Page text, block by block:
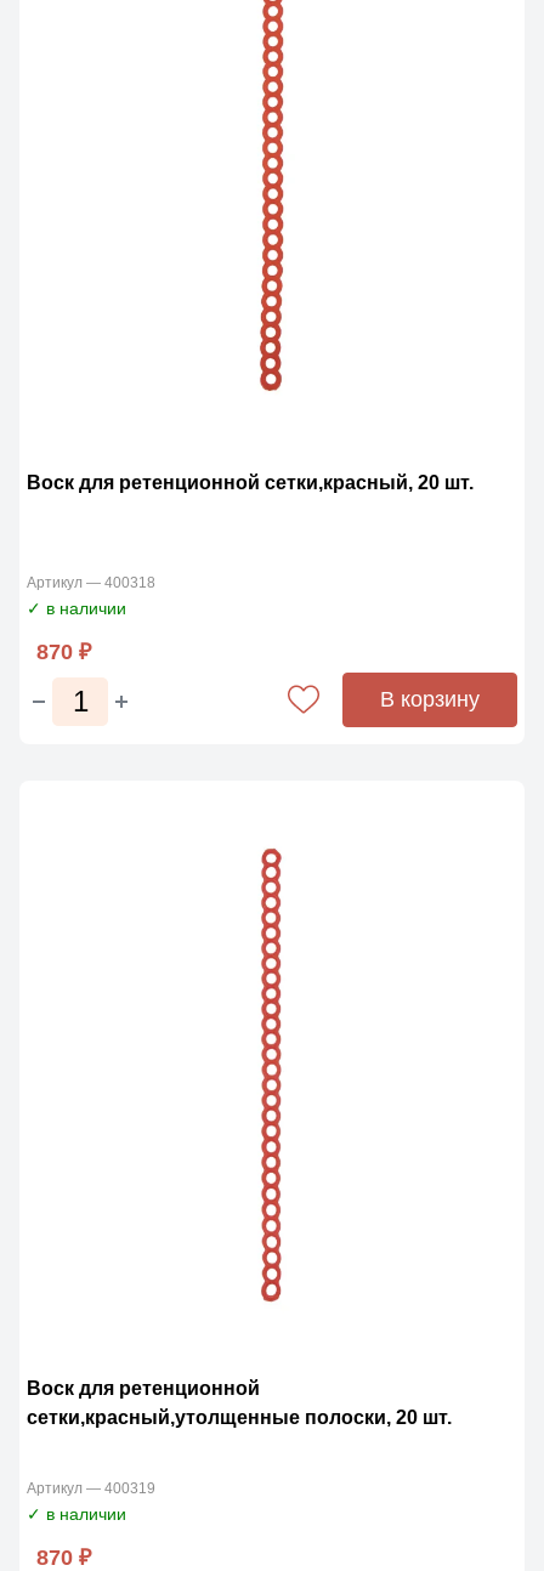
Воск для ретенционной сетки,красный, 20 шт.
Артикул — 400318
✓ в наличии
870 ₽
В корзину
Воск для ретенционной
сетки,красный,утолщенные полоски, 20 шт.
Артикул — 400319
✓ в наличии
870 ₽